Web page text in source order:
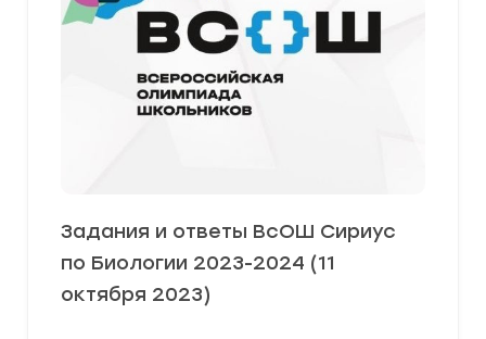
Задания и ответы ВсОШ Сириус
по Биологии 2023-2024 (11
октября 2023)